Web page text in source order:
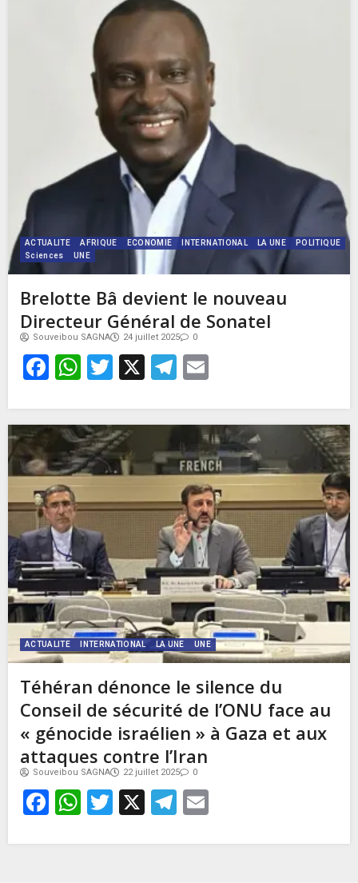
ACTUALITE AFRIQUE ECONOMIE INTERNATIONAL LA UNE
POLITIQUE
Sciences
UNE
Brelotte Bâ devient le nouveau
Directeur Général de Sonatel
Souveibou SAGNA 24 juillet 2025 0
Facebook
WhatsApp
Twitter
X Telegram
ACTUALITE INTERNATIONAL LA UNE UNE
Téhéran dénonce le silence du
Conseil de sécurité de l’ONU face au
« génocide israélien » à Gaza et aux
attaques contre l’Iran
Souveibou SAGNA 22 juillet 2025 0
Facebook
WhatsApp
Twitter
X Telegram